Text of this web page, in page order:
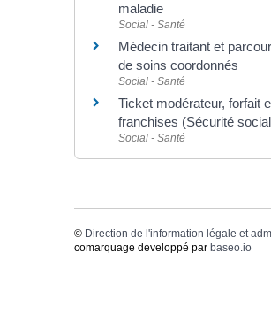
maladie
Social - Santé
Médecin traitant et
de soins coordonnés
Social - Santé
Ticket modérateur, forfait
franchises (Sécurité
Social - Santé
© Direction de l'information légale et
comarquage developpé par baseo.io